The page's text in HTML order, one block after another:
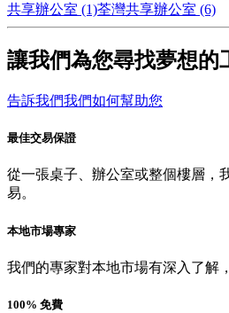
共享辦公室 (1)荃灣共享辦公室 (6)
讓我們為您尋找夢想的
告訴我們我們如何幫助您
最佳交易保證
從一張桌子、辦公室或整個樓層，
易。
本地市場專家
我們的專家對本地市場有深入了解
100% 免費